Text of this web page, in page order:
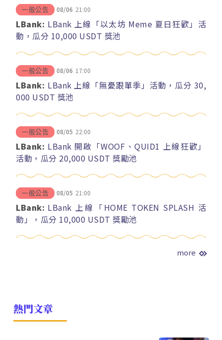
一般公告 08/06 21:00
LBank: LBank 上線「以太坊 Meme 夏日狂歡」活
動，瓜分 10,000 USDT 獎池
一般公告 08/06 17:00
LBank: LBank 上線「無憂跟單季」活動，瓜分 30,
000 USDT 獎池
一般公告 08/05 22:00
LBank: LBank 開啟「WOOF、QUID1 上線狂歡」
活動，瓜分 20,000 USDT 獎勵池
一般公告 08/05 21:00
LBank: LBank 上線「HOME TOKEN SPLASH 活
動」，瓜分 10,000 USDT 獎勵池
more
熱門文章